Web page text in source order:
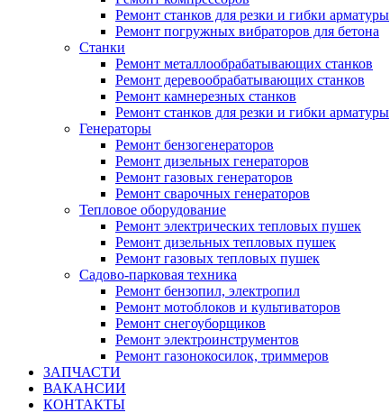
Ремонт станков для резки и гибки арматуры
Ремонт погружных вибраторов для бетона
Станки
Ремонт металлообрабатывающих станков
Ремонт деревообрабатывающих станков
Ремонт камнерезных станков
Ремонт станков для резки и гибки арматуры
Генераторы
Ремонт бензогенераторов
Ремонт дизельных генераторов
Ремонт газовых генераторов
Ремонт сварочных генераторов
Тепловое оборудование
Ремонт электрических тепловых пушек
Ремонт дизельных тепловых пушек
Ремонт газовых тепловых пушек
Садово-парковая техника
Ремонт бензопил, электропил
Ремонт мотоблоков и культиваторов
Ремонт снегоуборщиков
Ремонт электроинструментов
Ремонт газонокосилок, триммеров
ЗАПЧАСТИ
ВАКАНСИИ
КОНТАКТЫ